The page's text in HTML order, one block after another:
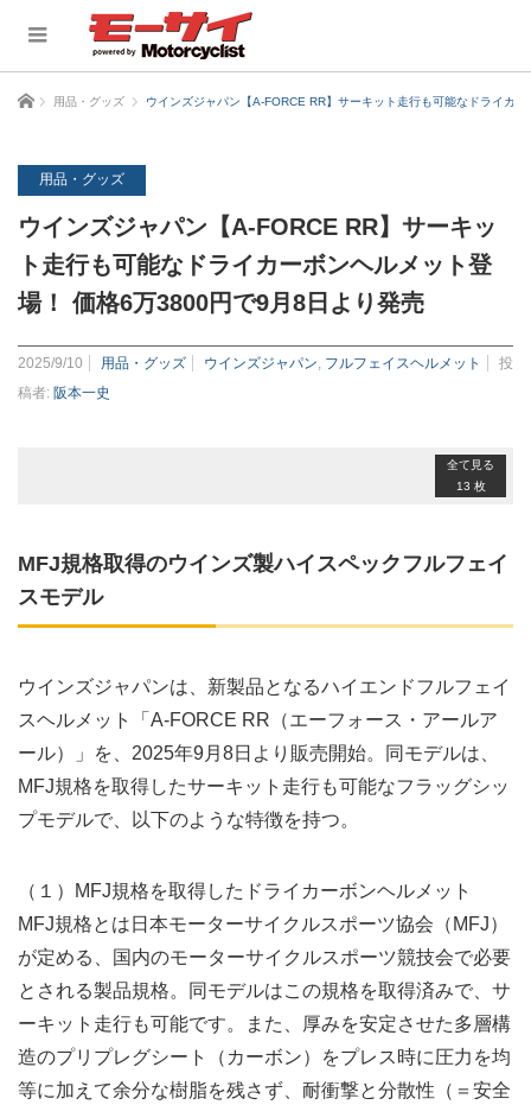
ホーム 用品・グッズ ウインズジャパン【A-FORCE RR】サーキット走行も可能なドライカ
用品・グッズ
ウインズジャパン【A-FORCE RR】サーキッ
ト走行も可能なドライカーボンヘルメット登
場！ 価格6万3800円で9月8日より発売
2025/9/10 用品・グッズ ウインズジャパン フルフェイスヘルメット
投
稿者: 阪本一史
全て見る
13 枚
MFJ規格取得のウインズ製ハイスペックフルフェイ
スモデル
ウインズジャパンは、新製品となるハイエンドフルフェイ
スヘルメット「A-FORCE RR（エーフォース・アールア
ール）」を、2025年9月8日より販売開始。同モデルは、
MFJ規格を取得したサーキット走行も可能なフラッグシッ
プモデルで、以下のような特徴を持つ。
（１）MFJ規格を取得したドライカーボンヘルメット
MFJ規格とは日本モーターサイクルスポーツ協会（MFJ）
が定める、国内のモーターサイクルスポーツ競技会で必要
とされる製品規格。同モデルはこの規格を取得済みで、サ
ーキット走行も可能です。また、厚みを安定させた多層構
造のプリプレグシート（カーボン）をプレス時に圧力を均
等に加えて余分な樹脂を残さず、耐衝撃と分散性（＝安全